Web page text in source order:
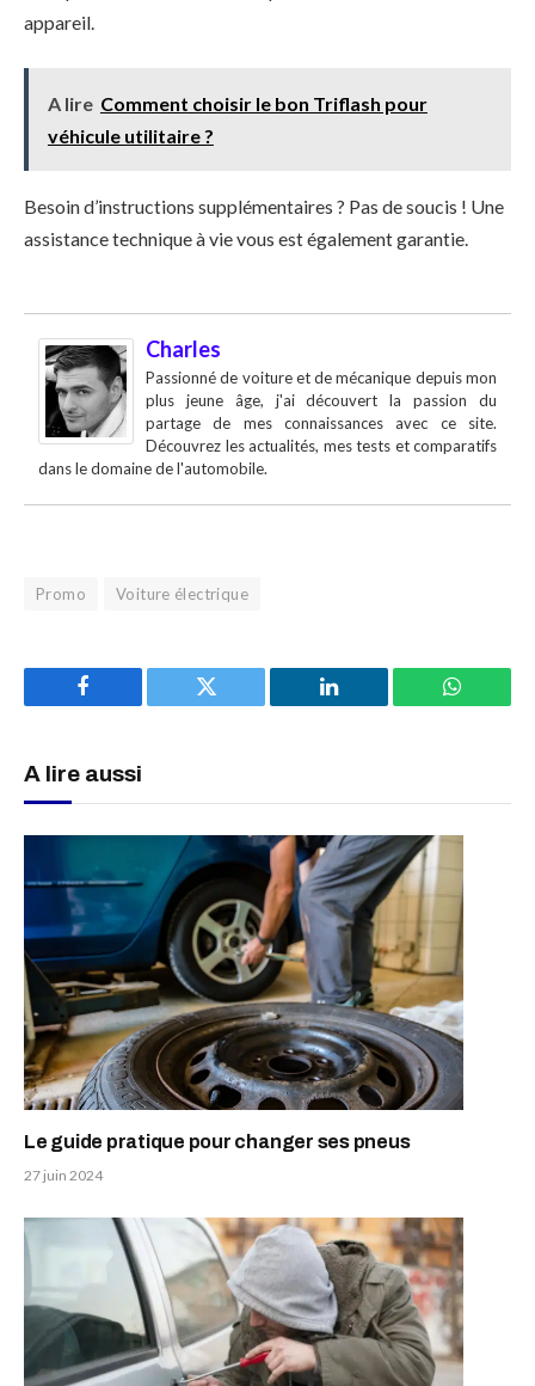
appareil.
A lire Comment choisir le bon Triflash pour
véhicule utilitaire ?
Besoin d’instructions supplémentaires ? Pas de soucis ! Une
assistance technique à vie vous est également garantie.
Charles
Passionné de voiture et de mécanique depuis mon
plus jeune âge, j'ai découvert la passion du
partage de mes connaissances avec ce site.
Découvrez les actualités, mes tests et comparatifs
dans le domaine de l'automobile.
Promo Voiture électrique
Facebook Twitter LinkedIn
A lire aussi
Le guide pratique pour changer ses pneus
27 juin 2024